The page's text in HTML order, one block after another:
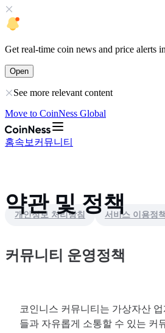
Get real-time coin news and price alerts
Open
See more relevant content
Move to CoinNess Global
홈속보 커뮤니티
약관 및 정책
개인정보 처리방침 서비스 이용정책
커뮤니티 운영정책
코인니스 커뮤니티는 가상자산
들과 자유롭게 소통할 수 있는 커